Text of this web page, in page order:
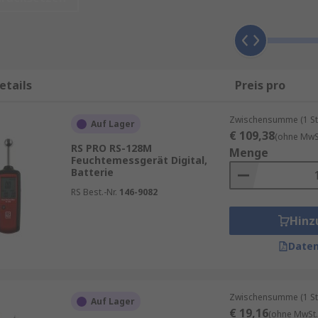
Sie auf der jeweiligen Produktseite.
RS Procurement Solutions
Anemometer
um präzise Feuchtigkeitswerte in Materialien
in der Lebensmittelverarbeitung – das richtige
Produktqualität zu gewährleisten. Informieren Sie sich
Sie die beste Lösung für Ihre speziellen Anforderungen
Typen
Preis pro
Auf Lager
RS PRO RS-128M
Feuchtemessgerät Digital,
Batterie
RS Best.-Nr. 146-9082
Zwischensumme (1
€ 109,38(ohne
Menge
Auf Lager Zwischensumme (1
€ 19,16(ohne